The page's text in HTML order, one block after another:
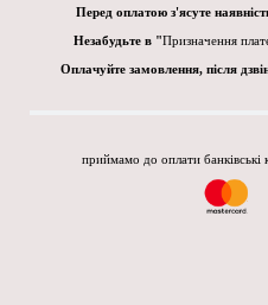
Перед оплатою з'ясуте
Незабудьте в "Призначення
Оплачуйте замовлення, після
приймамо до оплати банківські